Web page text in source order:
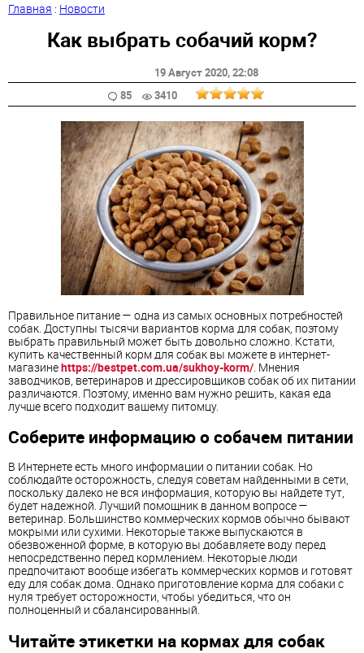
Главная : Новости
Как выбрать собачий корм?
19 Август 2020, 22:08
85
3410
Правильное питание — одна из самых основных потребностей
собак. Доступны тысячи вариантов корма для собак, поэтому
выбрать правильный может быть довольно сложно. Кстати,
купить качественный корм для собак вы можете в интернет-
магазинеhttps://bestpet.com.ua/sukhoy-korm/ . Мнения
заводчиков, ветеринаров и дрессировщиков собак об их питании
различаются. Поэтому, именно вам нужно решить, какая еда
лучше всего подходит вашему питомцу.
Соберите информацию о собачем питании
В Интернете есть много информации о питании собак. Но
соблюдайте осторожность, следуя советам найденными в сети,
поскольку далеко не вся информация, которую вы найдете тут,
будет надежной. Лучший помощник в данном вопросе —
ветеринар. Большинство коммерческих кормов обычно бывают
мокрыми или сухими. Некоторые также выпускаются в
обезвоженной форме, в которую вы добавляете воду перед
непосредственно перед кормлением. Некоторые люди
предпочитают вообще избегать коммерческих кормов и готовят
еду для собак дома. Однако приготовление корма для собаки с
нуля требует осторожности, чтобы убедиться, что он
полноценный и сбалансированный.
Читайте этикетки на кормах для собак